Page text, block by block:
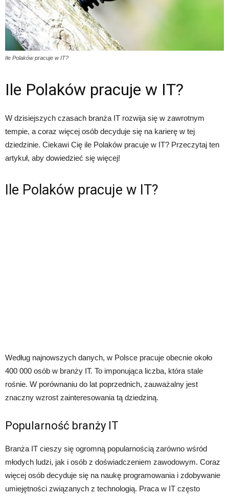
Ile Polaków pracuje w IT?
Ile Polaków pracuje w IT?
W dzisiejszych czasach branża IT rozwija się w zawrotnym
tempie, a coraz więcej osób decyduje się na karierę w tej
dziedzinie. Ciekawi Cię ile Polaków pracuje w IT? Przeczytaj ten
artykuł, aby dowiedzieć się więcej!
Ile Polaków pracuje w IT?
Według najnowszych danych, w Polsce pracuje obecnie około
400 000 osób w branży IT. To imponująca liczba, która stale
rośnie. W porównaniu do lat poprzednich, zauważalny jest
znaczny wzrost zainteresowania tą dziedziną.
Popularność branży IT
Branża IT cieszy się ogromną popularnością zarówno wśród
młodych ludzi, jak i osób z doświadczeniem zawodowym. Coraz
więcej osób decyduje się na naukę programowania i zdobywanie
umiejętności związanych z technologią. Praca w IT często